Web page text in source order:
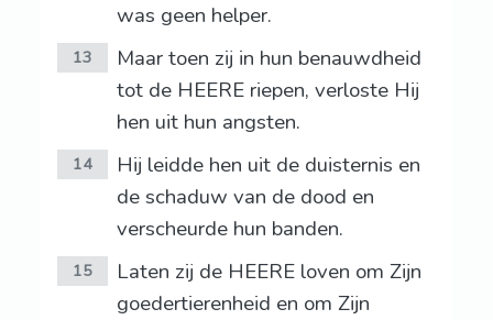
was geen helper.
13
Maar toen zij in hun benauwdheid
tot de HEERE riepen, verloste Hij
hen uit hun angsten.
14
Hij leidde hen uit de duisternis en
de schaduw van de dood en
verscheurde hun banden.
15
Laten zij de HEERE loven om Zijn
goedertierenheid en om Zijn